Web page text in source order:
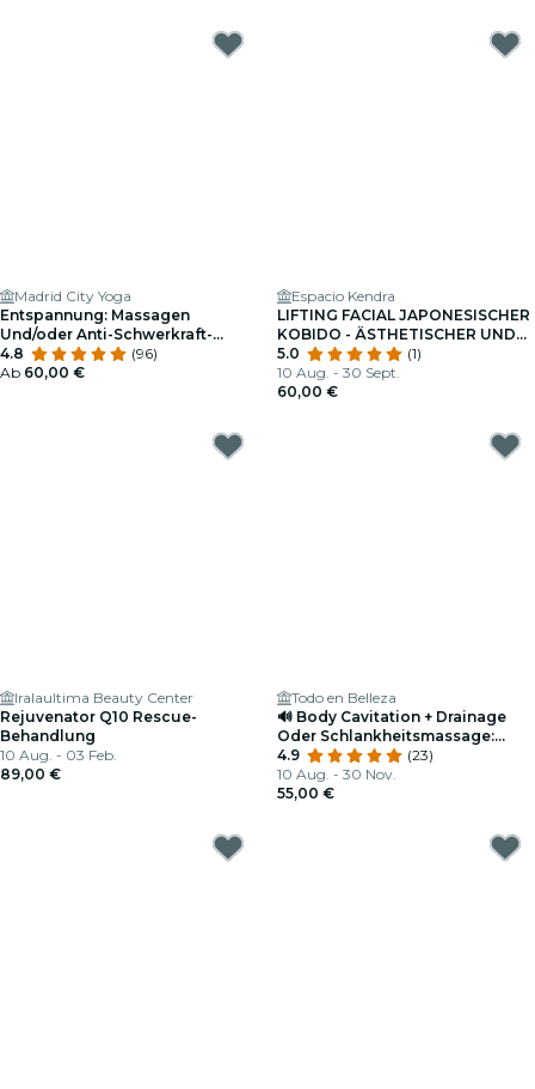
Madrid City Yoga
Entspannung: Massagen
Und/oder Anti-Schwerkraft-
Flotationstank
4.8
(96)
Ab 60,00 €
Espacio Kendra
LIFTING FACIAL JAPONESISCHER
KOBIDO - ÄSTHETISCHER UND
THERAPEUTISCHER MASSAGE
(SCHMERZLINDERUNG BEI
BRUXISMUS)
5.0
(1)
10 Aug. - 30 Sept.
60,00 €
Iralaultima Beauty Center
Rejuvenator Q10 Rescue-
Behandlung
10 Aug. - 03 Feb.
89,00 €
Todo en Belleza
🔊 Body Cavitation + Drainage
Oder Schlankheitsmassage:
Formen Sie Ihren Körper Auf
Natürliche Art und Weise.
4.9
(23)
10 Aug. - 30 Nov.
55,00 €